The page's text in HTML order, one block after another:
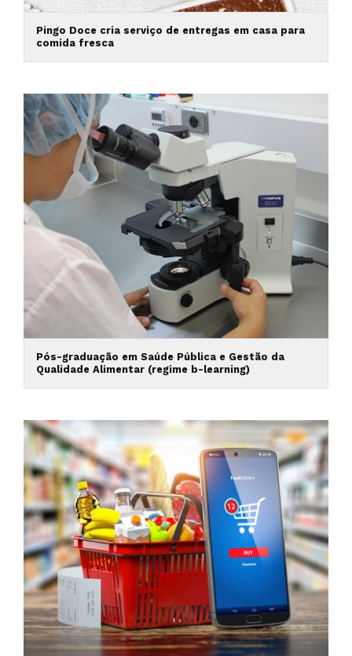
Pingo Doce cria serviço de entregas em casa para
comida fresca
Pós-graduação em Saúde Pública e Gestão da
Qualidade Alimentar (regime b-learning)